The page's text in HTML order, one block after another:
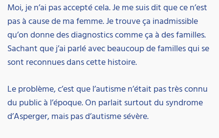
Moi, je n’ai pas accepté cela. Je me suis dit que ce n’est
pas à cause de ma femme. Je trouve ça inadmissible
qu’on donne des diagnostics comme ça à des familles.
Sachant que j’ai parlé avec beaucoup de familles qui se
sont reconnues dans cette histoire.
Le problème, c’est que l’autisme n’était pas très connu
du public à l’époque. On parlait surtout du syndrome
d’Asperger, mais pas d’autisme sévère.